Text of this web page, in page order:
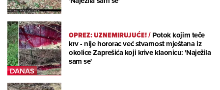
OPREZ: UZNEMIRUJUĆE!/Potok kojim teče
krv - nije hororac već stvarnost mještana iz
okolice Zaprešića koji krive klaonicu: 'Naježila
sam se'